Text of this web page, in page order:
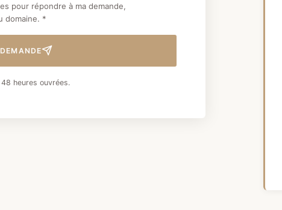
pour répondre à ma demande,
domaine. *
heures ouvrées.